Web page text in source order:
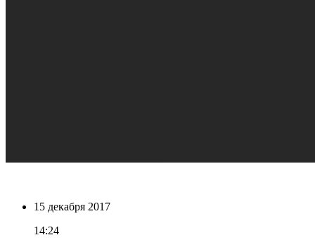
15 декабря 2017
14:24